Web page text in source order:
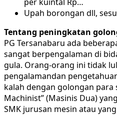
Upah borongan dll,
Tentang peningkatan
PG Tersanabaru ada
sangat berpengalaman di
gula. Orang-orang ini tidak
pengalamandan
kalah dengan golongan para
Machinist” (Masinis Dua)
SMK jurusan mesin atau